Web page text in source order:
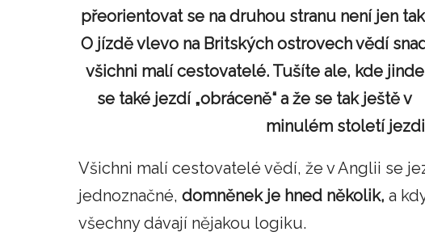
přeorientovat se na druhou stranu není jen
O jízdě vlevo na Britských ostrovech vědí
všichni malí cestovatelé. Tušíte ale, kde jinde
se také jezdí „obráceně“ a že se tak ještě v
minulém století
Všichni malí cestovatelé vědí, že v Anglii se
jednoznačné, domněnek je hned několik, a
všechny dávají nějakou logiku.